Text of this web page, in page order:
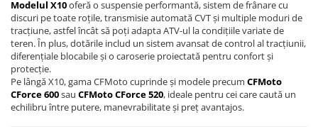
Modelul X10oferă o suspensie performantă, sistem de frânare cu
discuri pe toate roțile, transmisie automată CVT și multiple moduri de
tracțiune, astfel încât să poți adapta ATV-ul la condițiile variate de
teren. În plus, dotările includ un sistem avansat de control al tracțiunii,
diferențiale blocabile și o caroserie proiectată pentru confort și
protecție.
Pe lângă X10, gama CFMoto cuprinde și modele precum CFMoto
CForce 600sau CFMoto CForce 520, ideale pentru cei care caută un
echilibru între putere, manevrabilitate și preț avantajos.